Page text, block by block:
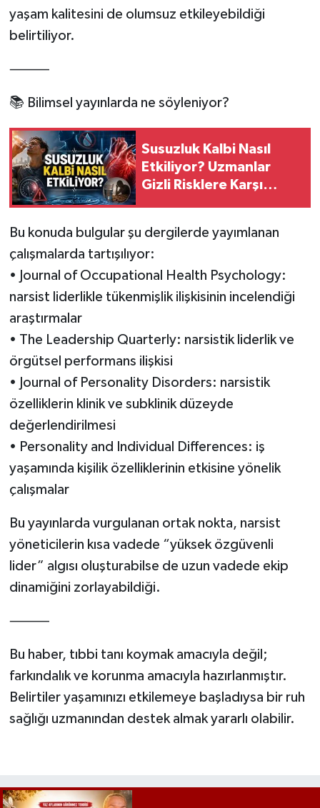
yaşam kalitesini de olumsuz etkileyebildiği
belirtiliyor.
⸻
📚 Bilimsel yayınlarda ne söyleniyor?
Susuzluk Kalbi Nasıl
Etkiliyor? Uzmanlar
Gizli Risklere Karşı
Bu konuda bulgular şu dergilerde yayımlanan
çalışmalarda tartışılıyor:
• Journal of Occupational Health Psychology:
narsist liderlikle tükenmişlik ilişkisinin incelendiği
araştırmalar
• The Leadership Quarterly: narsistik liderlik ve
örgütsel performans ilişkisi
• Journal of Personality Disorders: narsistik
özelliklerin klinik ve subklinik düzeyde
değerlendirilmesi
• Personality and Individual Differences: iş
yaşamında kişilik özelliklerinin etkisine yönelik
çalışmalar
Bu yayınlarda vurgulanan ortak nokta, narsist
yöneticilerin kısa vadede “yüksek özgüvenli
lider” algısı oluşturabilse de uzun vadede ekip
dinamiğini zorlayabildiği.
⸻
Bu haber, tıbbi tanı koymak amacıyla değil;
farkındalık ve korunma amacıyla hazırlanmıştır.
Belirtiler yaşamınızı etkilemeye başladıysa bir ruh
sağlığı uzmanından destek almak yararlı olabilir.